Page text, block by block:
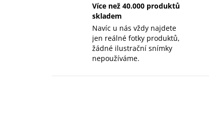
Více než 40.000 produktů
skladem
Navíc u nás vždy najdete
jen reálné fotky produktů,
žádné ilustrační snímky
nepoužíváme.